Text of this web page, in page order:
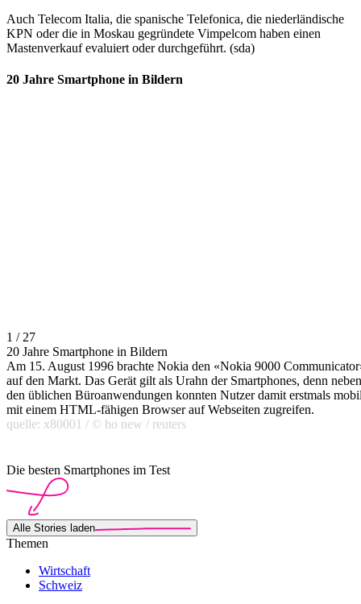
Auch Telecom Italia, die spanische Telefonica, die niederländische
KPN oder die in Moskau gegründete Vimpelcom haben einen
Mastenverkauf evaluiert oder durchgeführt. (sda)
20 Jahre Smartphone in Bildern
1 / 27
20 Jahre Smartphone in Bildern
Am 15. August 1996 brachte Nokia den «Nokia 9000
auf den Markt. Das Gerät gilt als Urahn der Smartphones, denn neben
den üblichen Büroanwendungen konnten Nutzer damit erstmals
mit einem HTML-fähigen Browser auf Webseiten zugreifen.
quelle: x80001 / © ho new / reuters
Die besten Smartphones im Test
Alle Stories laden
Themen
Wirtschaft
Schweiz